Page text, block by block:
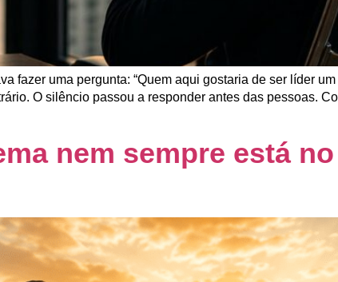
fazer uma pergunta: “Quem aqui gostaria de ser líder
O silêncio passou a responder antes das pessoas.
nem sempre está no